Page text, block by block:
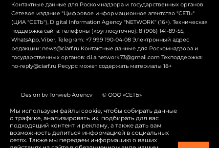
Контактные данные для Роскомнадзора и государственных органов
Сетевое издание "Цифровое информационное агентство "СЕТЬ"
(ЦИА "СЕТЬ"), Digital Information Agency "NETWORK" (16+). Техническая
поддержка сайта: телефоны (круглосуточно): 8 (906) 141-89-55,
WhatsApp, Viber, Telegram: +7 999 190-04-08 Электронный адрес
редакции: news@ciarf.ru Контактные данные для Роскомнадзора и
государственных органов: d.i.a.network73@gmail.com Техподдержка:
no-reply@ciarf.ru Ресурс может содержать материалы 18+
Design by Tonweb Agency © ООО «СЕТЬ»
Политика конфиденциальности Карта сайта
Switch to English
Мы используем файлы cookie, чтобы собирать данные
о трафике, анализировать их, подбирать для вас
подходящий контент и рекламу, а также дать вам
возможность делиться информацией в социальных
сетях. Также мы передаем информацию о ваших